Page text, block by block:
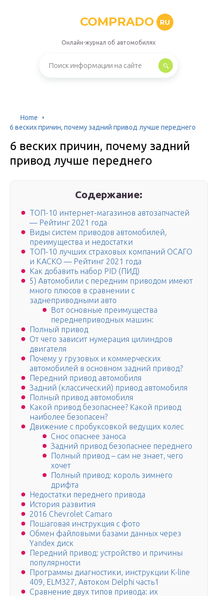
COMPRADO RU
Онлайн-журнал об автомобилях
Home
6 веских причин, почему задний привод лучше переднего
6 веских причин, почему задний
привод лучше переднего
Содержание:
ТОП-10 интернет-магазинов автозапчастей
— Рейтинг 2021 года
Виды систем приводов автомобилей,
преимущества и недостатки
ТОП-10 лучших страховых компаний ОСАГО
и КАСКО — Рейтинг 2021 года
Как добавить набор PID (ПИД)
5) Автомобили с передним приводом имеют
много плюсов в сравнении с
заднеприводными авто
Вот основные преимущества
переднеприводных машин:
Полный привод
От чего зависит нумерация цилиндров
двигателя
Почему у грузовых и коммерческих
автомобилей в основном задний привод?
Передний привод автомобиля
Задний (классический) привод автомобиля
Полный привод автомобиля
Какой привод безопаснее? Какой привод
наиболее безопасен?
Движение с пробуксовкой ведущих колес
Снос опаснее заноса
Задний привод безопаснее переднего
Полный привод – сам не знает, чего
хочет
Полный привод: король зимнего
дрифта
Недостатки переднего привода
История развития
2016 Chevrolet Camaro
Пошаговая инструкция с фото
Обмен файловыми базами данных через
Yandex диск
Передний привод: устройство и причины
популярности
Программы диагностики, инструкции K-line
409, ELM327, Автоком Delphi часть1
Сравнение двух типов привода: их